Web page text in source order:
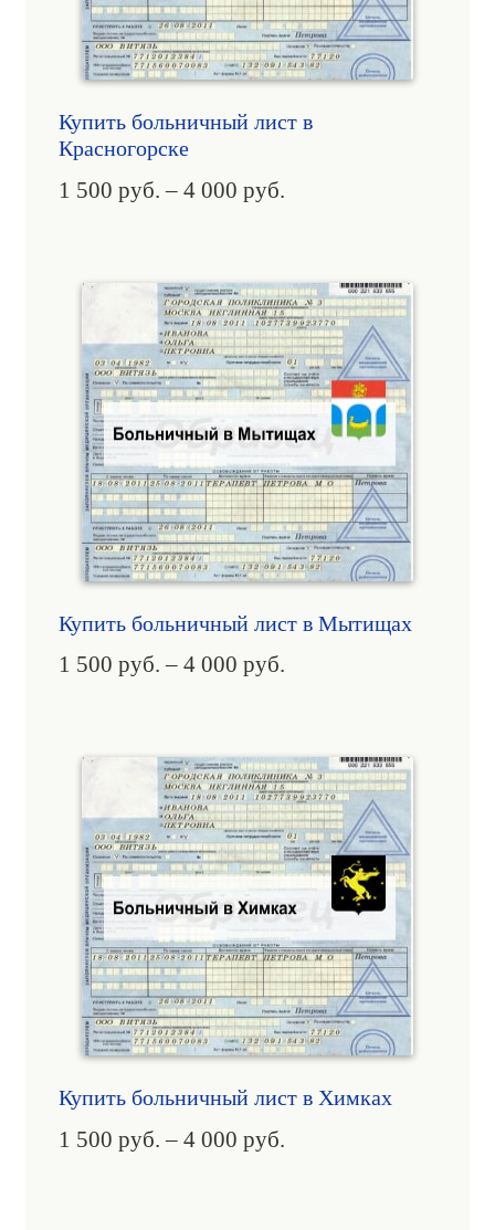
Купить больничный лист в
Красногорске
1 500 руб. – 4 000 руб.
Купить больничный лист в Мытищах
1 500 руб. – 4 000 руб.
Купить больничный лист в Химках
1 500 руб. – 4 000 руб.